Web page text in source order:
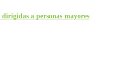
a personas mayores